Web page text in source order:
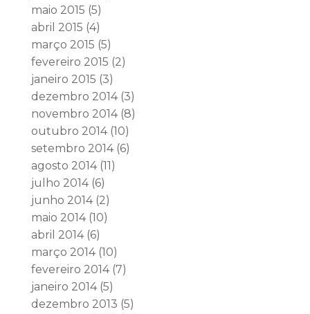
maio 2015 (5)
abril 2015 (4)
março 2015 (5)
fevereiro 2015 (2)
janeiro 2015 (3)
dezembro 2014(3)
novembro 2014(8)
outubro 2014(10)
setembro 2014(6)
agosto 2014(11)
julho 2014(6)
junho 2014(2)
maio 2014(10)
abril 2014(6)
março 2014(10)
fevereiro 2014(7)
janeiro 2014(5)
dezembro 2013 (5)